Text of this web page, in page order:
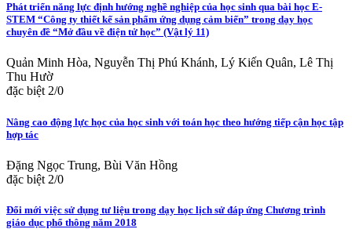
Phát triển năng lực định hướng nghề nghiệp của học sinh qua bài học E-
STEM “Công ty thiết kế sản phẩm ứng dụng cảm biến” trong dạy học
chuyên đề “Mở đầu về điện tử học” (Vật lý 11)
Quản Minh Hòa, Nguyễn Thị Phú Khánh, Lý Kiến Quân, Lê Thị
Thu Hườ
đặc biệt 2/0
Nâng cao động lực học của học sinh với toán học theo hướng tiếp cận học tập
hợp tác
Đặng Ngọc Trung, Bùi Văn Hồng
đặc biệt 2/0
Đổi mới việc sử dụng tư liệu trong dạy học lịch sử đáp ứng Chương trình
giáo dục phổ thông năm 2018